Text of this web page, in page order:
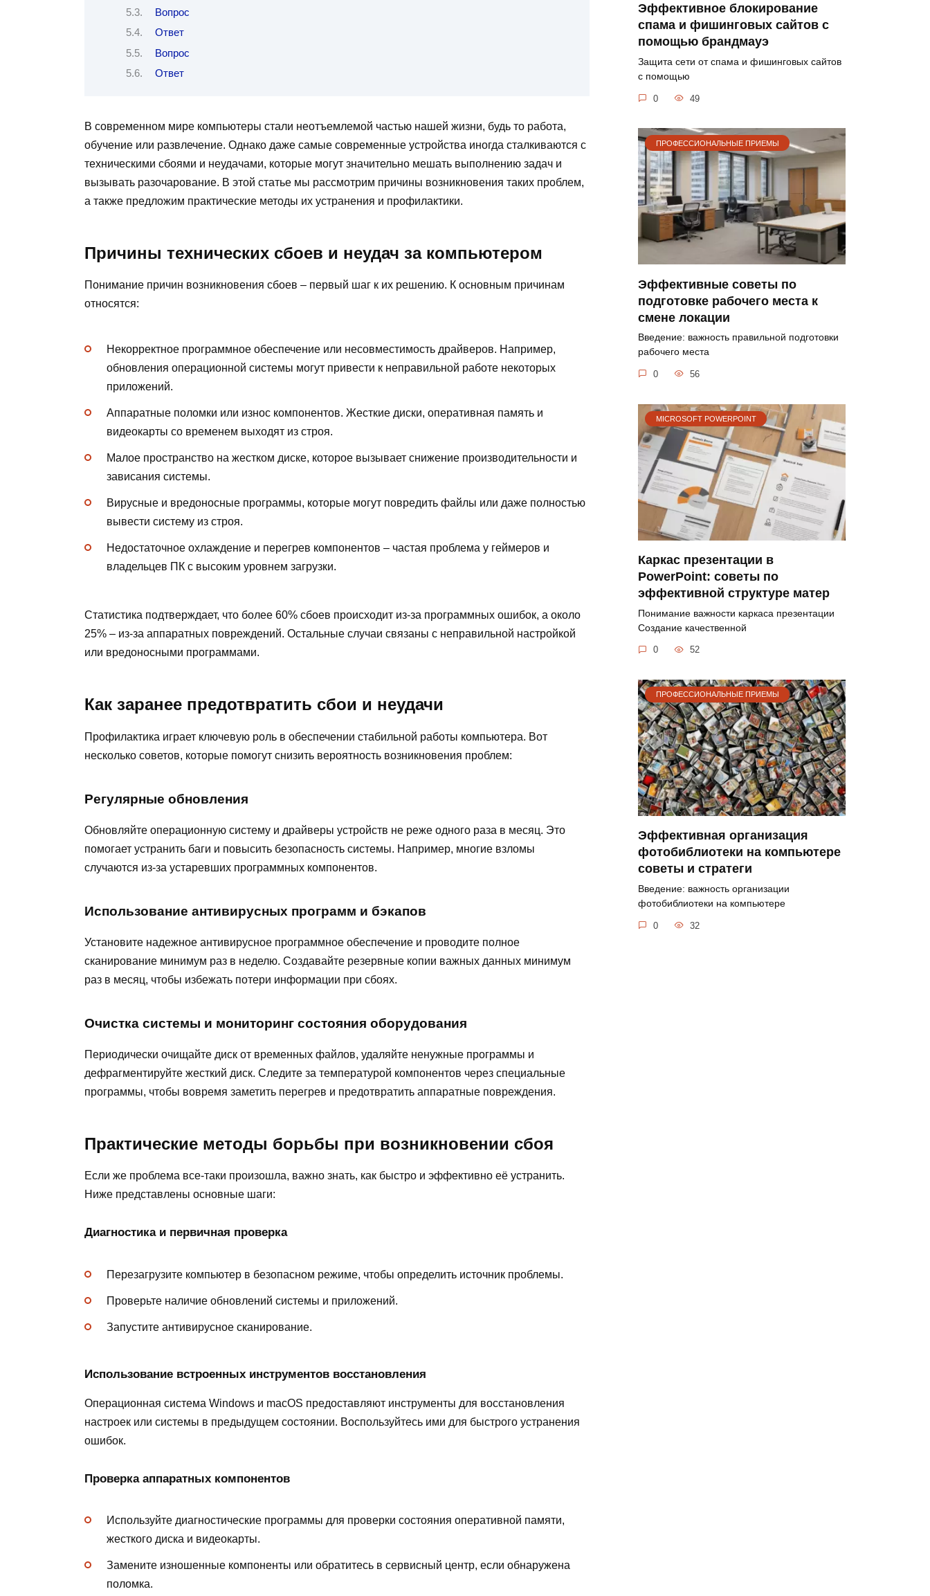
Вопрос
Ответ
Вопрос
Ответ
В современном мире компьютеры стали неотъемлемой частью нашей жизни, будь то работа,
обучение или развлечение. Однако даже самые современные устройства иногда сталкиваются с
техническими сбоями и неудачами, которые могут значительно мешать выполнению задач и
вызывать разочарование. В этой статье мы рассмотрим причины возникновения таких проблем,
а также предложим практические методы их устранения и профилактики.
Причины технических сбоев и неудач за компьютером
Понимание причин возникновения сбоев – первый шаг к их решению. К основным причинам
относятся:
Некорректное программное обеспечение или несовместимость драйверов. Например,
обновления операционной системы могут привести к неправильной работе некоторых
приложений.
Аппаратные поломки или износ компонентов. Жесткие диски, оперативная память и
видеокарты со временем выходят из строя.
Малое пространство на жестком диске, которое вызывает снижение производительности и
зависания системы.
Вирусные и вредоносные программы, которые могут повредить файлы или даже полностью
вывести систему из строя.
Недостаточное охлаждение и перегрев компонентов – частая проблема у геймеров и
владельцев ПК с высоким уровнем загрузки.
Статистика подтверждает, что более 60% сбоев происходит из-за программных ошибок, а около
25% – из-за аппаратных повреждений. Остальные случаи связаны с неправильной настройкой
или вредоносными программами.
Как заранее предотвратить сбои и неудачи
Профилактика играет ключевую роль в обеспечении стабильной работы компьютера. Вот
несколько советов, которые помогут снизить вероятность возникновения проблем:
Регулярные обновления
Обновляйте операционную систему и драйверы устройств не реже одного раза в месяц. Это
помогает устранить баги и повысить безопасность системы. Например, многие взломы
случаются из-за устаревших программных компонентов.
Использование антивирусных программ и бэкапов
Установите надежное антивирусное программное обеспечение и проводите полное
сканирование минимум раз в неделю. Создавайте резервные копии важных данных минимум
раз в месяц, чтобы избежать потери информации при сбоях.
Очистка системы и мониторинг состояния оборудования
Периодически очищайте диск от временных файлов, удаляйте ненужные программы и
дефрагментируйте жесткий диск. Следите за температурой компонентов через специальные
программы, чтобы вовремя заметить перегрев и предотвратить аппаратные повреждения.
Практические методы борьбы при возникновении сбоя
Если же проблема все-таки произошла, важно знать, как быстро и эффективно её устранить.
Ниже представлены основные шаги:
Диагностика и первичная проверка
Перезагрузите компьютер в безопасном режиме, чтобы определить источник проблемы.
Проверьте наличие обновлений системы и приложений.
Запустите антивирусное сканирование.
Использование встроенных инструментов восстановления
Операционная система Windows и macOS предоставляют инструменты для восстановления
настроек или системы в предыдущем состоянии. Воспользуйтесь ими для быстрого устранения
ошибок.
Проверка аппаратных компонентов
Используйте диагностические программы для проверки состояния оперативной памяти,
жесткого диска и видеокарты.
Замените изношенные компоненты или обратитесь в сервисный центр, если обнаружена
поломка.
Эффективное блокирование
спама и фишинговых сайтов с
помощью брандмауэ
Защита сети от спама и фишинговых сайтов
с помощью
0 49
ПРОФЕССИОНАЛЬНЫЕ ПРИЕМЫ
Эффективные советы по
подготовке рабочего места к
смене локации
Введение: важность правильной подготовки
рабочего места
0 56
MICROSOFT POWERPOINT
Каркас презентации в
PowerPoint: советы по
эффективной структуре матер
Понимание важности каркаса презентации
Создание качественной
0 52
ПРОФЕССИОНАЛЬНЫЕ ПРИЕМЫ
Эффективная организация
фотобиблиотеки на компьютере
советы и стратеги
Введение: важность организации
фотобиблиотеки на компьютере
0 32